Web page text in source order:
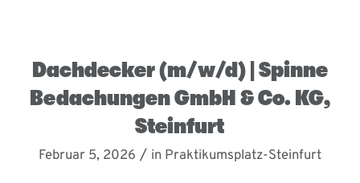
Dachdecker (m/w/d) | Spinne
Bedachungen GmbH & Co. KG,
Steinfurt
Februar 5, 2026 / in Praktikumsplatz-Steinfurt